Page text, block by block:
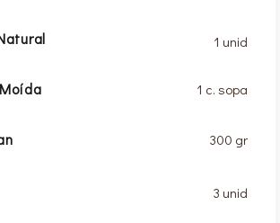
1 unid
1 c. sopa
300 gr
3 unid